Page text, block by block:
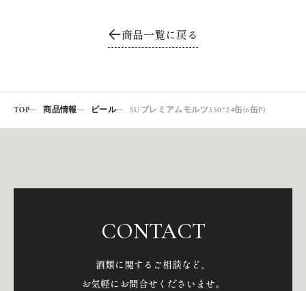
商品一覧に戻る
TOP 商品情報 ビール SUプレミアムモルツ350*24缶(6缶P)
CONTACT
酒類に関するご相談など、
お気軽にお問合せくださいませ。